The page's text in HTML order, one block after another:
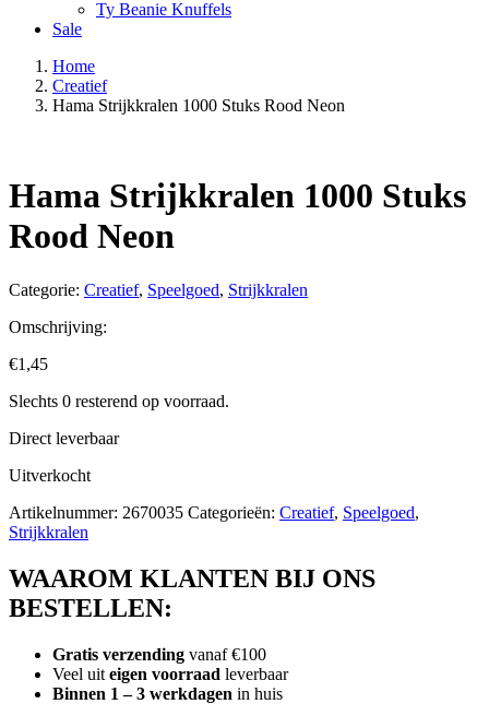
Ty Beanie Knuffels
Sale
Home
Creatief
Hama Strijkkralen 1000 Stuks Rood Neon
Hama Strijkkralen 1000 Stuks
Rood Neon
Categorie: Creatief, Speelgoed, Strijkkralen
Omschrijving:
€1,45
Slechts 0 resterend op voorraad.
Direct leverbaar
Uitverkocht
Artikelnummer: 2670035 Categorieën: Creatief, Speelgoed,
Strijkkralen
WAAROM KLANTEN BIJ ONS
BESTELLEN:
Gratis verzending vanaf €100
Veel uit eigen voorraad leverbaar
Binnen 1 – 3 werkdagen in huis